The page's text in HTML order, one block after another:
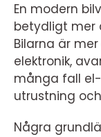
En modern
betydligt mer
Bilarna är
elektronik,
många fall
utrustning
Några